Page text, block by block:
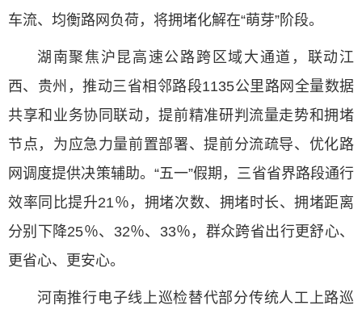
车流、均衡路网负荷，将拥堵化解在“萌芽”阶段。
湖南聚焦沪昆高速公路跨区域大通道，联动江
西、贵州，推动三省相邻路段1135公里路网全量数据
共享和业务协同联动，提前精准研判流量走势和拥堵
节点，为应急力量前置部署、提前分流疏导、优化路
网调度提供决策辅助。“五一”假期，三省省界路段通行
效率同比提升21％，拥堵次数、拥堵时长、拥堵距离
分别下降25％、32％、33％，群众跨省出行更舒心、
更省心、更安心。
河南推行电子线上巡检替代部分传统人工上路巡